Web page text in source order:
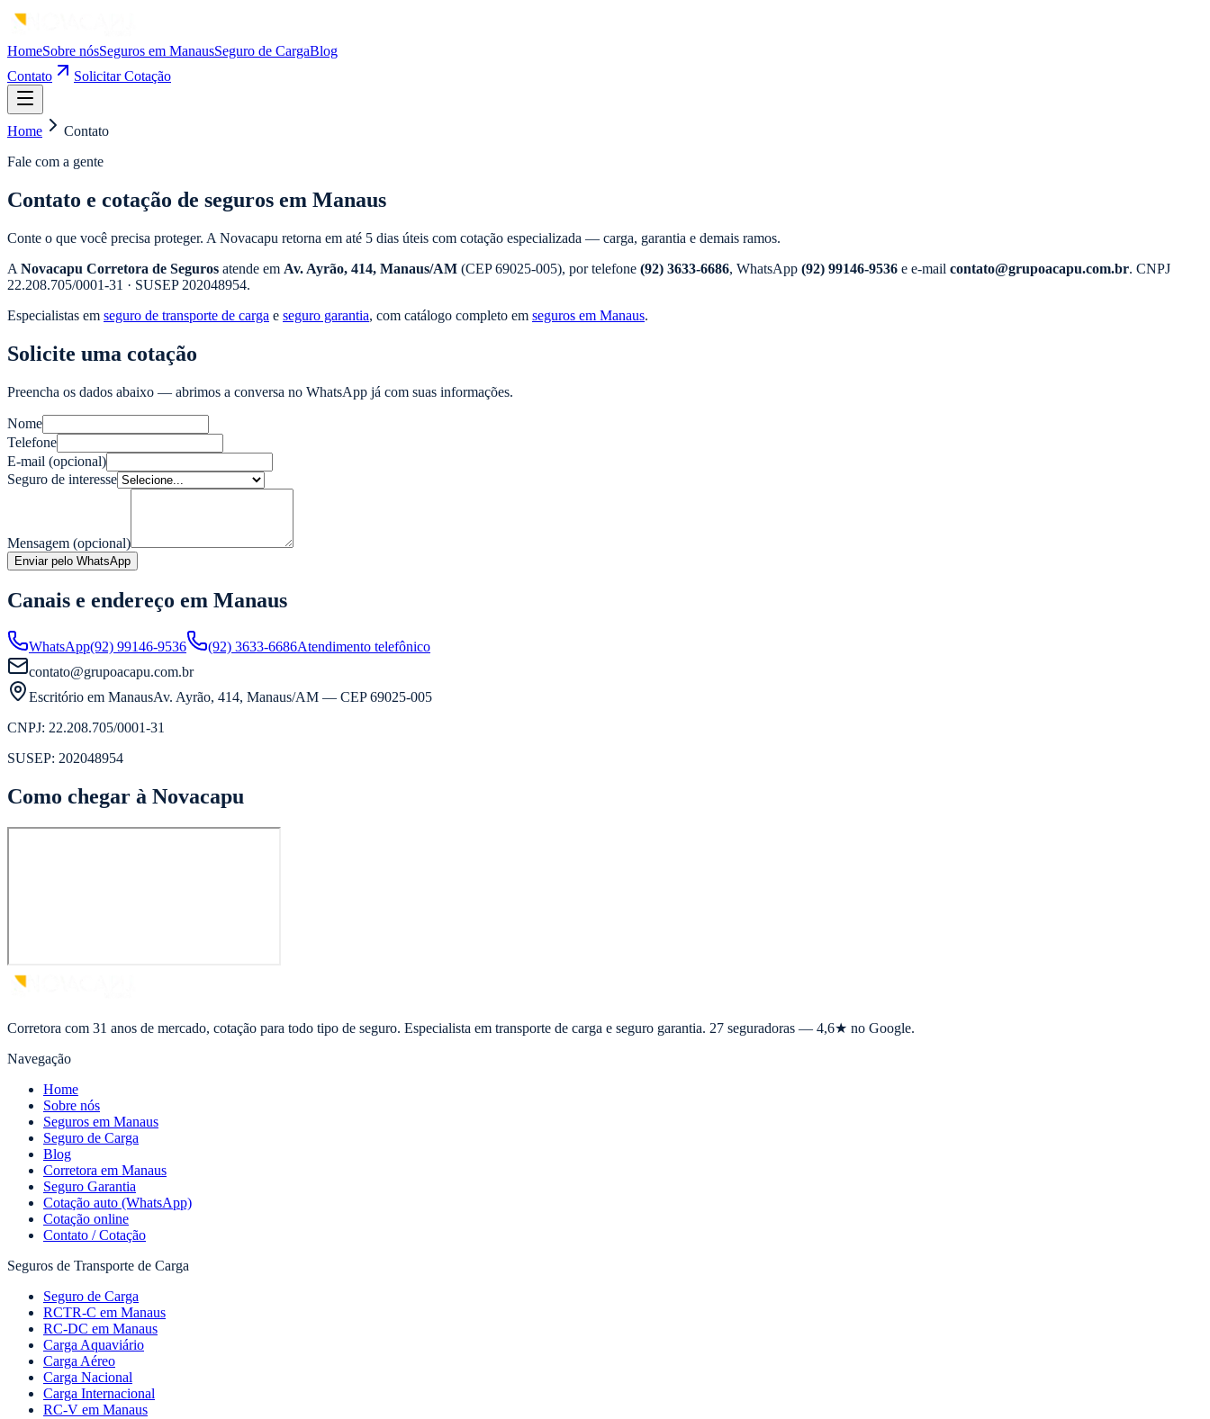
HomeSobre nósSeguros em ManausSeguro de CargaBlog
Contato
Solicitar Cotação
Home
Contato
Fale com a gente
Contato e cotação de seguros em Manaus
Conte o que você precisa proteger. A Novacapu retorna em até 5 dias úteis com cotação especializada — carga, garantia e demais ramos.
A Novacapu Corretora de Seguros atende em Av. Ayrão, 414, Manaus/AM (CEP69025-005), por telefone (92) 3633-6686, WhatsApp (92) 99146-9536 e e-mail contato@grupoacapu.com.br. CNPJ
22.208.705/0001-31 · SUSEP 202048954.
Especialistas em seguro de transporte de carga e seguro garantia, com catálogo completo em seguros em Manaus.
Solicite uma cotação
Preencha os dados abaixo — abrimos a conversa no WhatsApp já com suas informações.
Nome
Telefone
E-mail (opcional)
Seguro de interesse
Mensagem (opcional)
Enviar pelo WhatsApp
Canais e endereço em Manaus
WhatsApp(92) 99146-9536 (92) 3633-6686Atendimento telefônico
contato@grupoacapu.com.br
Escritório em ManausAv. Ayrão, 414, Manaus/AM — CEP 69025-005
CNPJ: 22.208.705/0001-31
SUSEP: 202048954
Como chegar à Novacapu
Corretora com 31 anos de mercado, cotação para todo tipo de seguro. Especialista em transporte de carga e seguro garantia. 27 seguradoras — 4,6★ no Google.
Navegação
Home
Sobre nós
Seguros em Manaus
Seguro de Carga
Blog
Corretora em Manaus
Seguro Garantia
Cotação auto (WhatsApp)
Cotação online
Contato / Cotação
Seguros de Transporte de Carga
Seguro de Carga
RCTR-C em Manaus
RC-DC em Manaus
Carga Aquaviário
Carga Aéreo
Carga Nacional
Carga Internacional
RC-V em Manaus